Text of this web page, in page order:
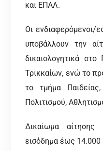
και ΕΠΑΛ.
Οι ενδιαφερόμενοι/
υποβάλλουν την
δικαιολογητικά
Τρικκαίων, ενώ το
το τμήμα
Πολιτισμού,
Δικαίωμα αίτησης
εισόδημα έως